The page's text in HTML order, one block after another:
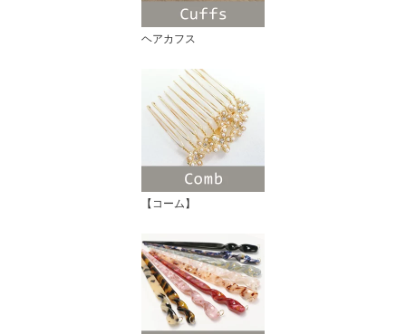
ヘアカフス
【コーム】